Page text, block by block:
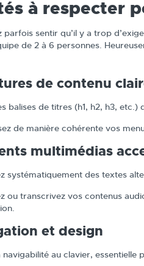
à respecter
parfois sentir qu’il y a trop
de 2 à 6 personnes.
de contenu
balises de titres (h1, h2, h3,
de manière cohérente vos
multimédias
systématiquement des textes
ou transcrivez vos contenus
et design
navigabilité au clavier, essentielle